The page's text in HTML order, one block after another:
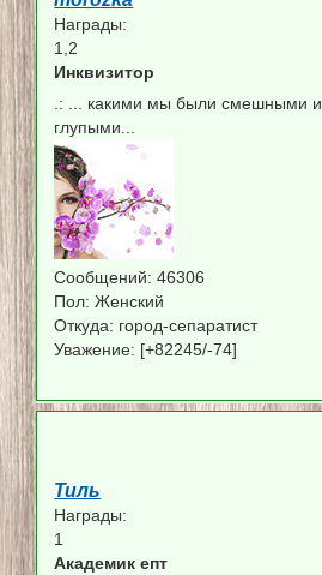
Награды:
1,2
Инквизитор
.: ... какими мы были смешными и
глупыми...
Сообщений: 46306
Пол: Женский
Откуда: город-сепаратист
Уважение: [+82245/-74]
Тиль
Награды:
1
Академик епт